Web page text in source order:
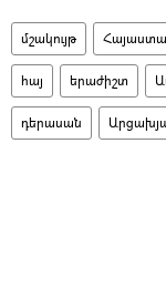
մշակույթ
հայ երաժիշտ
դերասան